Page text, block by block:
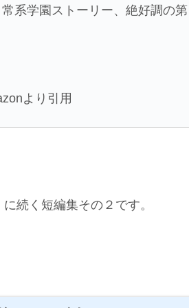
系学園ストーリー、絶好調の
より引用
に続く短編集その２です。